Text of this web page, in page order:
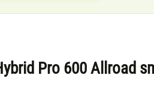
Pro 600 Allroad